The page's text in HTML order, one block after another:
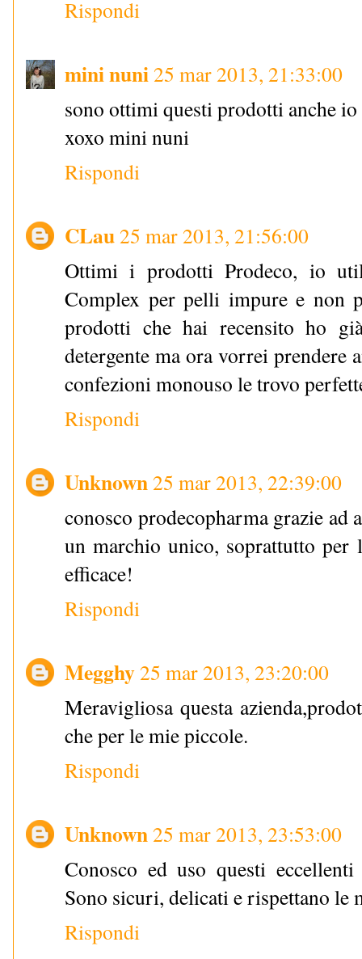
Rispondi
mini nuni 25 mar 2013, 21:33:00
sono ottimi questi prodotti anche
xoxo mini nuni
Rispondi
CLau 25 mar 2013, 21:56:00
Ottimi i prodotti Prodeco, io
Complex per pelli impure e non
prodotti che hai recensito ho
detergente ma ora vorrei prendere
confezioni monouso le trovo
Rispondi
Unknown 25 mar 2013, 22:39:00
conosco prodecopharma grazie
un marchio unico, soprattutto per
efficace!
Rispondi
Megghy 25 mar 2013, 23:20:00
Meravigliosa questa
che per le mie piccole.
Rispondi
Unknown 25 mar 2013, 23:53:00
Conosco ed uso questi
Sono sicuri, delicati e rispettano le
Rispondi